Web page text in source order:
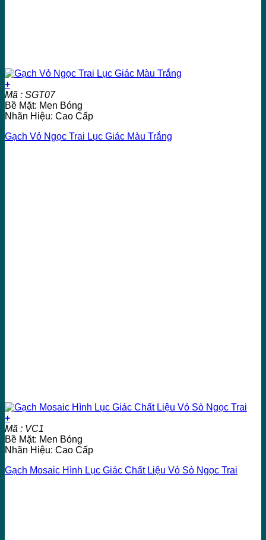
+
Mã : SGT07
Bề Mặt: Men Bóng
Nhãn Hiệu: Cao Cấp
Gạch Vỏ Ngọc Trai Lục Giác Màu Trắng
+
Mã : VC1
Bề Mặt: Men Bóng
Nhãn Hiệu: Cao Cấp
Gạch Mosaic Hình Lục Giác Chất Liệu Vỏ Sò Ngọc Trai